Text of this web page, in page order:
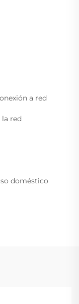
a red
red
doméstico